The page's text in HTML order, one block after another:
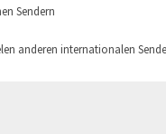
Sendern
anderen internationalen